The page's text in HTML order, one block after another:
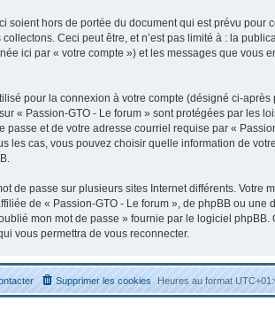
soient hors de portée du document qui est prévu pour
Ceci peut être, et n’est pas limité à : la
ici par « votre compte ») et les messages que vous
pour la connexion à votre compte (désigné ci-après
« Passion-GTO - Le forum » sont protégées par les
et de votre adresse courriel requise par «
les cas, vous pouvez choisir quelle information de
de passe sur plusieurs sites Internet différents. Votre
de « Passion-GTO - Le forum », de phpBB ou une
mon mot de passe » fournie par le logiciel phpBB.
vous permettra de vous reconnecter.
Heures au format
Supprimer les cookies